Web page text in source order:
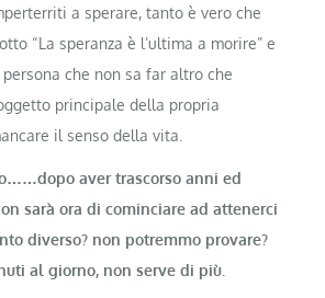
a sperare, tanto è vero che
“La speranza è l’ultima a morire” e
che non sa far altro che
principale della propria
il senso della vita.
aver trascorso anni ed
sarà ora di cominciare ad attenerci
diverso? non potremmo provare?
al giorno, non serve di più.